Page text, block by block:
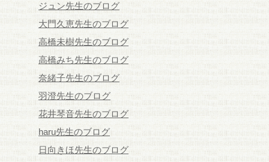
ジュン先生のブログ
大門久恵先生のブログ
高橋未樹先生のブログ
高橋みち先生のブログ
奈緒子先生のブログ
羽澄先生のブログ
花井琴音先生のブログ
haru先生のブログ
日向きほ先生のブログ